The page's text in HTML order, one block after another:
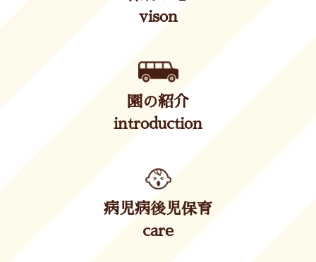
vison
園の紹介
introduction
病児病後児保育
care